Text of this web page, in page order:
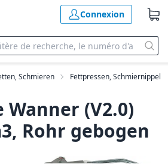
Connexion
Schmieren Fettpressen, Schmiernippel
(V2.0)
Rohr gebogen